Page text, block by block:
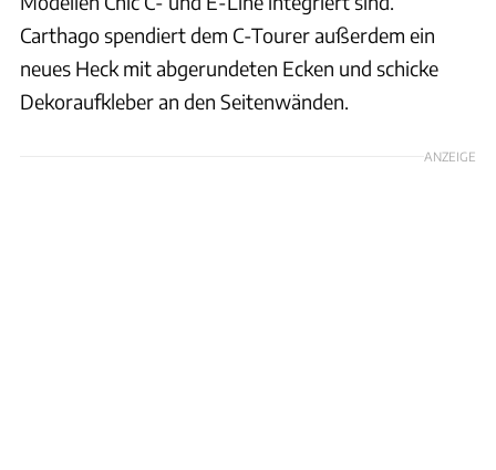
Carthago spendiert dem C-Tourer außerdem ein
neues Heck mit abgerundeten Ecken und schicke
Dekoraufkleber an den Seitenwänden.
ANZEIGE